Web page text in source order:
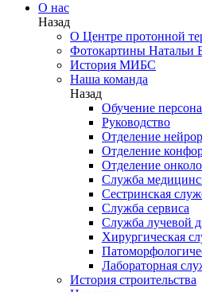
О нас
Назад
О Центре протонной
Фотокартины Натальи
История МИБС
Наша команда
Назад
Обучение
Руководство
Отделение
Отделение
Отделение
Служба
Сестринская
Служба сервиса
Служба лучевой
Хирургическая
Лабораторная
История строительства